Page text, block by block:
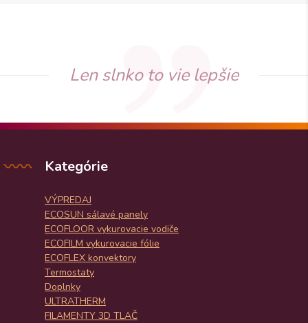
Len slnko to vie lepšie
Kategórie
VÝPREDAJ
ECOSUN sálavé panely
ECOFLOOR vykurovacie vodiče
ECOFILM vykurovacie fólie
ECOFLEX konvektory
Termostaty
Doplnky
ULTRATHERM
FILAMENTY 3D TLAČ